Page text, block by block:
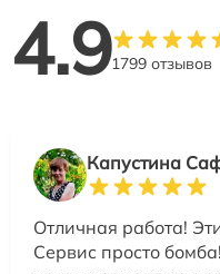
4.91799 отзывов
Капустина
Отличная работа!
Сервис просто